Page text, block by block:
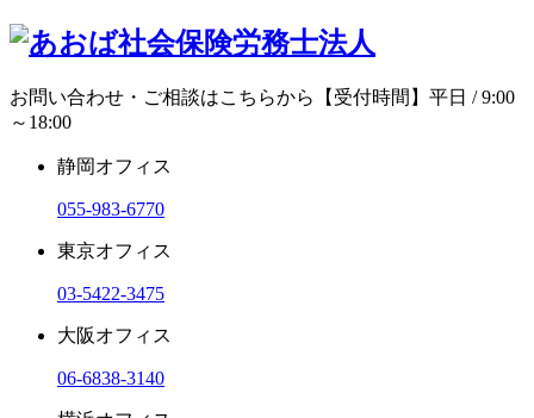
お問い合わせ・ご相談はこちらから
【受付時間】平日 / 9:00
～18:00
静岡オフィス
055-983-6770
東京オフィス
03-5422-3475
大阪オフィス
06-6838-3140